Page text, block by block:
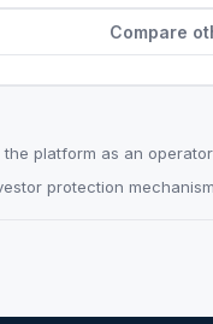
Compare
the platform as an
protection